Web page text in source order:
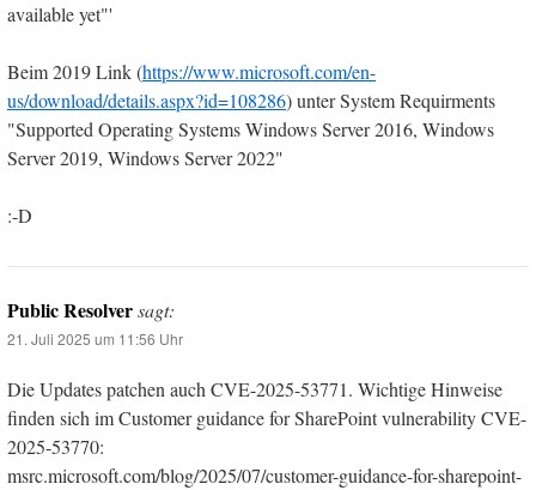
available yet"'
Beim 2019 Link (https://www.microsoft.com/en-
us/download/details.aspx?id=108286) unter System Requirments
"Supported Operating Systems Windows Server 2016, Windows
Server 2019, Windows Server 2022"
:-D
Public Resolversagt:
21. Juli 2025 um 11:56 Uhr
Die Updates patchen auch CVE-2025-53771. Wichtige Hinweise
finden sich im Customer guidance for SharePoint vulnerability CVE-
2025-53770:
msrc.microsoft.com/blog/2025/07/customer-guidance-for-sharepoint-